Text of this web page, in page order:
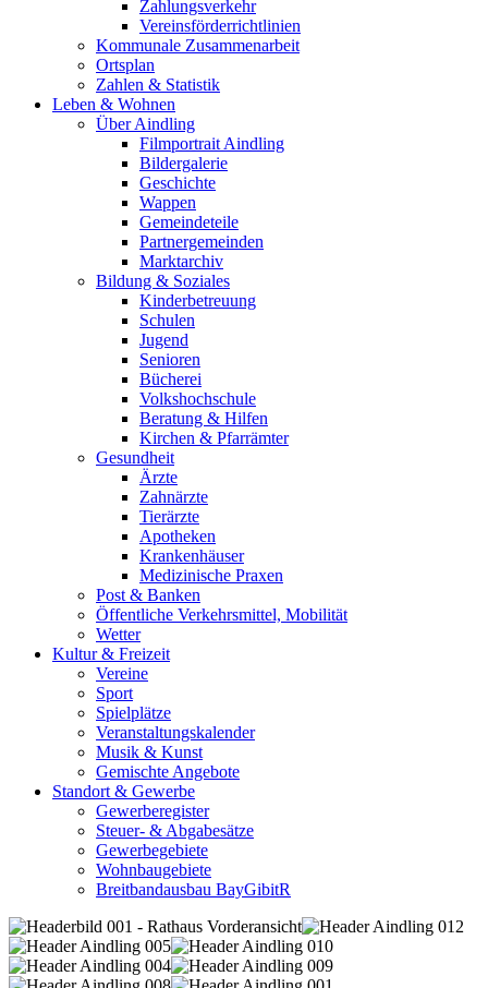
Zahlungsverkehr
Vereinsförderrichtlinien
Kommunale Zusammenarbeit
Ortsplan
Zahlen & Statistik
Leben & Wohnen
Über Aindling
Filmportrait Aindling
Bildergalerie
Geschichte
Wappen
Gemeindeteile
Partnergemeinden
Marktarchiv
Bildung & Soziales
Kinderbetreuung
Schulen
Jugend
Senioren
Bücherei
Volkshochschule
Beratung & Hilfen
Kirchen & Pfarrämter
Gesundheit
Ärzte
Zahnärzte
Tierärzte
Apotheken
Krankenhäuser
Medizinische Praxen
Post & Banken
Öffentliche Verkehrsmittel, Mobilität
Wetter
Kultur & Freizeit
Vereine
Sport
Spielplätze
Veranstaltungskalender
Musik & Kunst
Gemischte Angebote
Standort & Gewerbe
Gewerberegister
Steuer- & Abgabesätze
Gewerbegebiete
Wohnbaugebiete
Breitbandausbau BayGibitR